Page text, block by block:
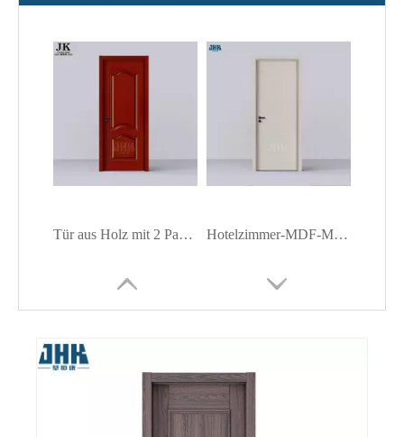
Tür aus Holz mit 2 Paneelen aus Melamin Hotelzimmer-MDF-Melamin-Holztür